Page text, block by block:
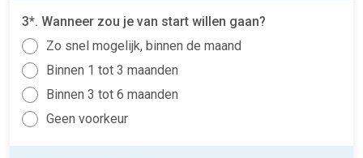
3*. Wanneer zou je van start willen gaan?
Zo snel mogelijk, binnen de maand
Binnen 1 tot 3 maanden
Binnen 3 tot 6 maanden
Geen voorkeur